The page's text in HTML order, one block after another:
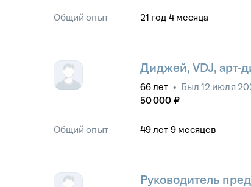
Общий опыт 21 год 4 месяца
Диджей, VDJ, арт-
66лет • Был 12 июля
50 000 ₽
Общий опыт 49лет 9 месяцев
Руководитель